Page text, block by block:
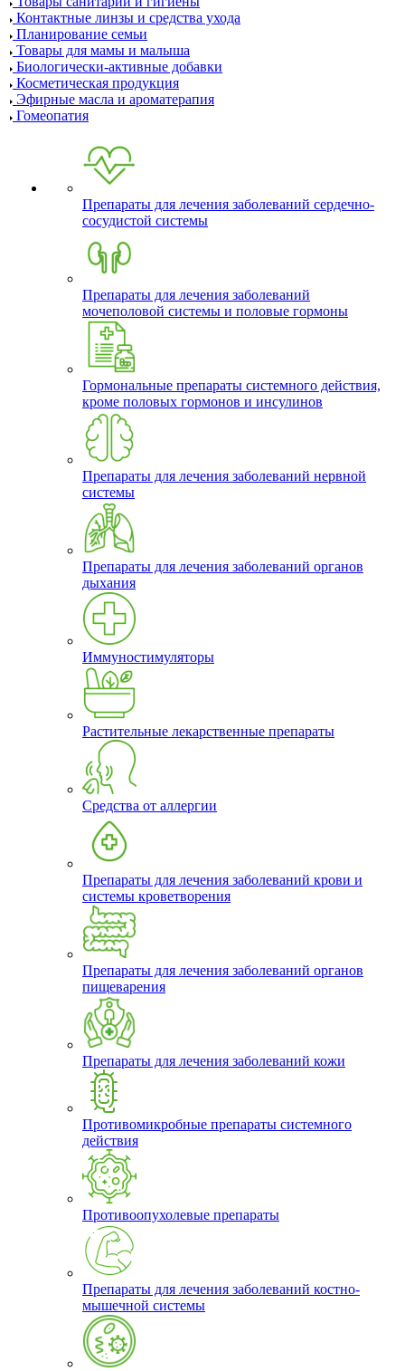
Контактные линзы и средства ухода
Планирование семьи
Товары для мамы и малыша
Биологически-активные добавки
Косметическая продукция
Эфирные масла и ароматерапия
Гомеопатия
Препараты для лечения заболеваний сердечно-
сосудистой системы
Препараты для лечения заболеваний
мочеполовой системы и половые гормоны
Гормональные препараты системного действия,
кроме половых гормонов и инсулинов
Препараты для лечения заболеваний нервной
системы
Препараты для лечения заболеваний органов
дыхания
Иммуностимуляторы
Растительные лекарственные препараты
Средства от аллергии
Препараты для лечения заболеваний крови и
системы кроветворения
Препараты для лечения заболеваний органов
пищеварения
Препараты для лечения заболеваний кожи
Противомикробные препараты системного
действия
Противоопухолевые препараты
Препараты для лечения заболеваний костно-
мышечной системы